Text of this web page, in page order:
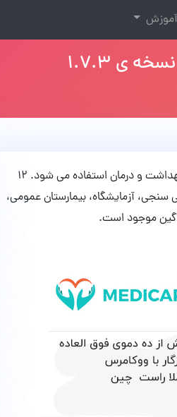
آموزش
۱۲
سنجی، آزمایشگاه، بیمارستان عمومی،
موجود است.